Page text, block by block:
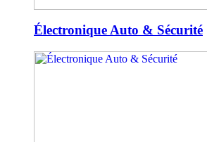
Électronique Auto & Sécurité